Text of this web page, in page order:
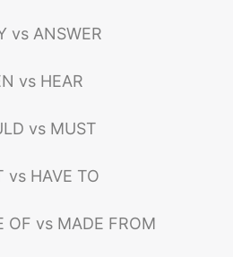
vs ANSWER
vs HEAR
vs MUST
vs HAVE TO
OF vs MADE FROM